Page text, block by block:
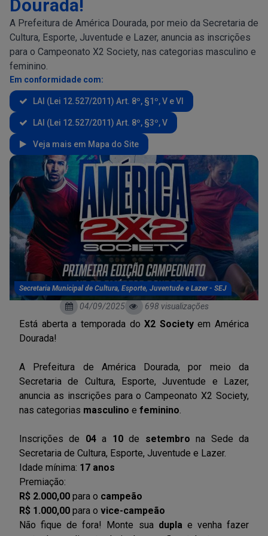
Dourada!
A Prefeitura de América Dourada, por meio da Secretaria de
Cultura, Esporte, Juventude e Lazer, anuncia as inscrições
para o Campeonato X2 Society, nas categorias masculino e
feminino.
Em conformidade com:
LAI (Lei 12.527/2011) Art. 8º, §1º, V e VI
LAI (Lei 12.527/2011) Art. 8º, §3º, V
Veja mais em Mapa do Site
Secretaria Municipal de Cultura, Esporte, Juventude e Lazer - SEJ
04/09/2025 698 visualizações
Está aberta a temporada doX2 Societyem América
Dourada!
A Prefeitura de América Dourada, por meio da
Secretaria de Cultura, Esporte, Juventude e Lazer,
anuncia as inscrições para o Campeonato X2 Society,
nas categorias masculino e feminino
Inscrições de 04a 10de setembro na Sede da
Secretaria de Cultura, Esporte, Juventude e Lazer.
Idade mínima: 17 anos
Premiação:
R$ 2.000,00 para o campeão
R$ 1.000,00 para o vice-campeão
Não fique de fora! Monte sua dupla e venha fazer